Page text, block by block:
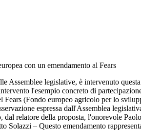
con un emendamento al Fears
legislative, è intervenuto
l'esempio concreto di
(Fondo europeo agricolo per lo
espressa dall'Assemblea
relatore della proposta, l'onorevole
– Questo emendamento